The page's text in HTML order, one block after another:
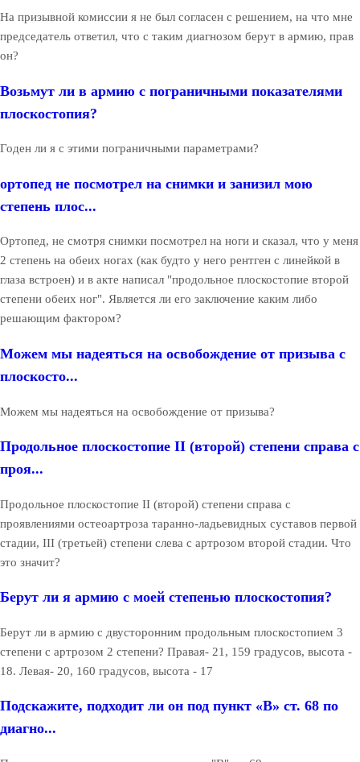
На призывной комиссии я не был согласен с решением, на что мне
председатель ответил, что с таким диагнозом берут в армию, прав
он?
Возьмут ли в армию с пограничными показателями
плоскостопия?
Годен ли я с этими пограничными параметрами?
ортопед не посмотрел на снимки и занизил мою
степень плос...
Ортопед, не смотря снимки посмотрел на ноги и сказал, что у меня
2 степень на обеих ногах (как будто у него рентген с линейкой в
глаза встроен) и в акте написал "продольное плоскостопие второй
степени обеих ног". Является ли его заключение каким либо
решающим фактором?
Можем мы надеяться на освобождение от призыва с
плоскосто...
Можем мы надеяться на освобождение от призыва?
Продольное плоскостопие II (второй) степени справа с
проя...
Продольное плоскостопие II (второй) степени справа с
проявлениями остеоартроза таранно-ладьевидных суставов первой
стадии, III (третьей) степени слева с артрозом второй стадии. Что
это значит?
Берут ли я армию с моей степенью плоскостопия?
Берут ли в армию с двусторонним продольным плоскостопием 3
степени с артрозом 2 степени? Правая- 21, 159 градусов, высота -
18. Левая- 20, 160 градусов, высота - 17
Подскажите, подходит ли он под пункт «В» ст. 68 по
диагно...